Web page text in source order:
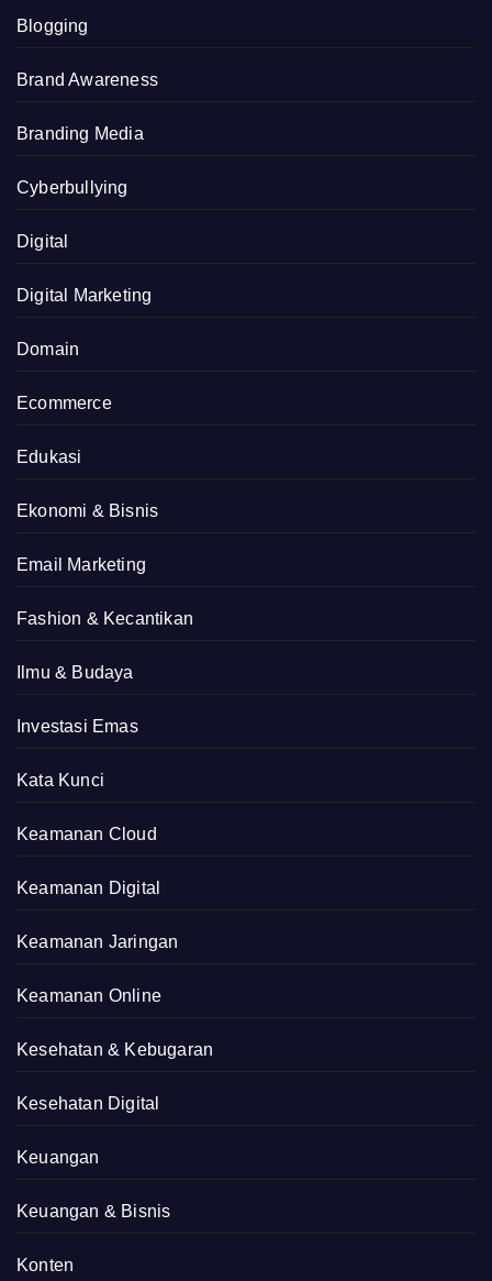
Blogging
Brand Awareness
Branding Media
Cyberbullying
Digital
Digital Marketing
Domain
Ecommerce
Edukasi
Ekonomi & Bisnis
Email Marketing
Fashion & Kecantikan
Ilmu & Budaya
Investasi Emas
Kata Kunci
Keamanan Cloud
Keamanan Digital
Keamanan Jaringan
Keamanan Online
Kesehatan & Kebugaran
Kesehatan Digital
Keuangan
Keuangan & Bisnis
Konten